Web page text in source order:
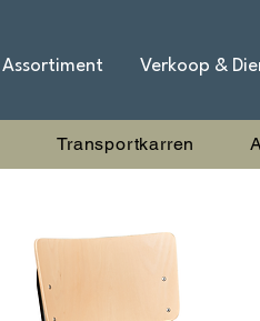
Transportkarren
Assortiment Verkoop &